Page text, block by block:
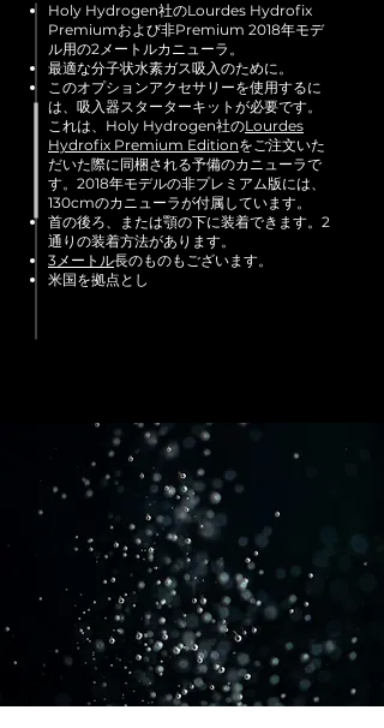
Holy Hydrogen社のLourdes Hydrofix
Premiumおよび非Premium 2018年モデ
ル用の2メートルカニューラ。
最適な分子状水素ガス吸入のために。
このオプションアクセサリーを使用するに
は、吸入器スターターキットが必要です。
これは、Holy Hydrogen社のLourdes
Hydrofix Premium Editionをご注文いた
だいた際に同梱される予備のカニューラで
す。2018年モデルの非プレミアム版には、
130cmのカニューラが付属しています。
首の後ろ、または顎の下に装着できます。2
通りの装着方法があります。
3メートル長のものもございます。
米国を拠点とし